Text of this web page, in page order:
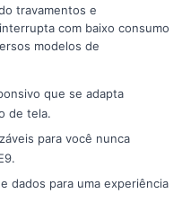
travamentos e
com baixo consumo
modelos de
que se adapta
de tela.
para você nunca
dados para uma experiência